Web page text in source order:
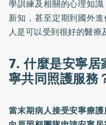
學訓練及相關的心理知
新知，甚至定期到國外
人是可以受到很好的醫療
7. 什麼是安寧
寧共同照護服務
當末期病人接受安寧療